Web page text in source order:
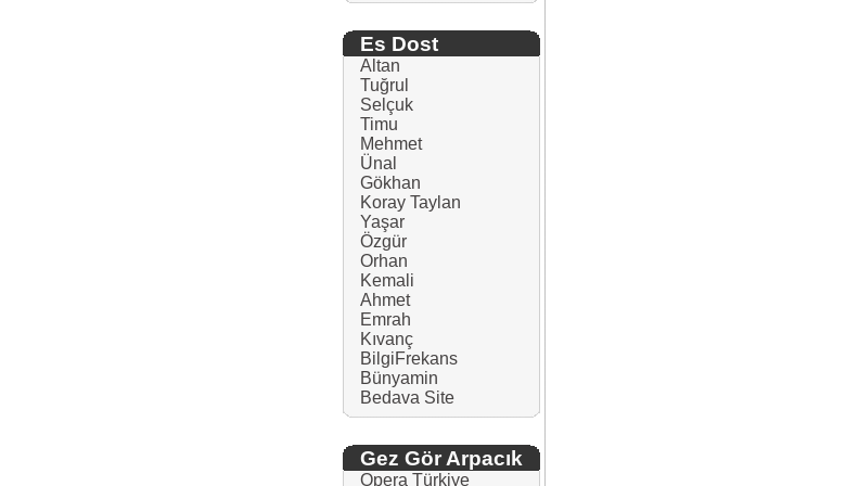
Es Dost
Altan
Tuğrul
Selçuk
Timu
Mehmet
Ünal
Gökhan
Koray Taylan
Yaşar
Özgür
Orhan
Kemali
Ahmet
Emrah
Kıvanç
BilgiFrekans
Bünyamin
Bedava Site
Gez Gör Arpacık
Opera Türkiye